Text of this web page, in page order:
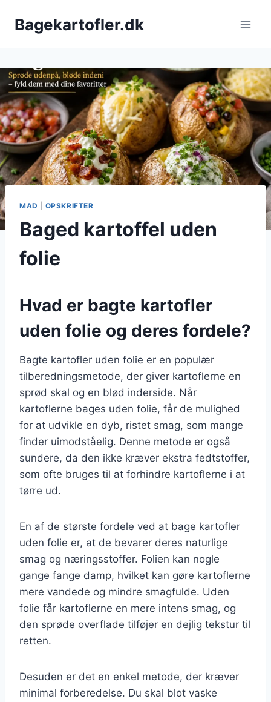
Bagekartofler.dk
MAD OPSKRIFTER
Baged kartoffel uden
folie
Hvad er bagte kartofler
uden folie og deres fordele?
Bagte kartofler uden folie er en populær
tilberedningsmetode, der giver kartoflerne en
sprød skal og en blød inderside. Når
kartoflerne bages uden folie, får de mulighed
for at udvikle en dyb, ristet smag, som mange
finder uimodståelig. Denne metode er også
sundere, da den ikke kræver ekstra fedtstoffer,
som ofte bruges til at forhindre kartoflerne i at
tørre ud.
En af de største fordele ved at bage kartofler
uden folie er, at de bevarer deres naturlige
smag og næringsstoffer. Folien kan nogle
gange fange damp, hvilket kan gøre kartoflerne
mere vandede og mindre smagfulde. Uden
folie får kartoflerne en mere intens smag, og
den sprøde overflade tilføjer en dejlig tekstur til
retten.
Desuden er det en enkel metode, der kræver
minimal forberedelse. Du skal blot vaske